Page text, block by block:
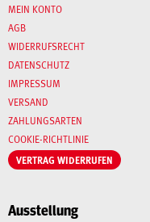
MEIN KONTO
AGB
WIDERRUFSRECHT
DATENSCHUTZ
IMPRESSUM
VERSAND
ZAHLUNGSARTEN
COOKIE-RICHTLINIE
VERTRAG WIDERRUFEN
Ausstellung